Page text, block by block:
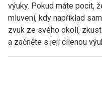
výuky. Pokud máte pocit,
mluvení, kdy například
zvuk ze svého okolí,
a začněte s její cílenou